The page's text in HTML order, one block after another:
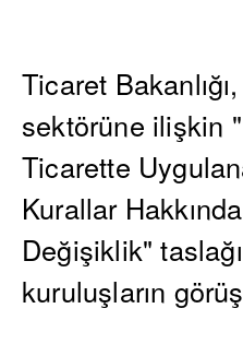
Ticaret
sektörüne ilişkin
Ticarette
Kurallar
Değişiklik"
kuruluşların